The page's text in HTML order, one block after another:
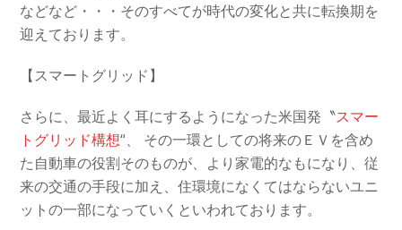
などなど・・・そのすべてが時代の変化と共に転換期を
迎えております。
【スマートグリッド】
さらに、最近よく耳にするようになった米国発〝スマー
トグリッド構想“、 その一環としての将来のＥＶを含め
た自動車の役割そのものが、より家電的なもになり、従
来の交通の手段に加え、住環境になくてはならないユニ
ットの一部になっていくといわれております。